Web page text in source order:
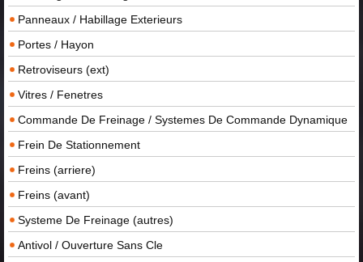
Panneaux / Habillage Exterieurs
Portes / Hayon
Retroviseurs (ext)
Vitres / Fenetres
Commande De Freinage / Systemes De Commande Dynamique
Frein De Stationnement
Freins (arriere)
Freins (avant)
Systeme De Freinage (autres)
Antivol / Ouverture Sans Cle